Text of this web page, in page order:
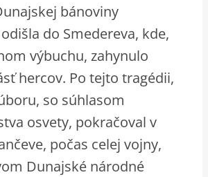
bánoviny
do Smedereva, kde,
výbuchu, zahynulo
hercov. Po tejto tragédii,
so súhlasom
osvety, pokračoval v
počas celej vojny,
Dunajské národné